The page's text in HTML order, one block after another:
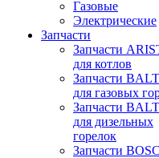
Газовые
Электрические
Запчасти
Запчасти
для котлов
Запчасти
для газовых
Запчасти
для дизельных
горелок
Запчасти